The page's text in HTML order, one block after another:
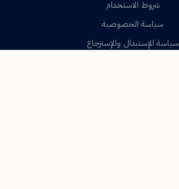
شروط الاستخدام
سياسة الخصوصية
سياسة الإستبدال والإسترجاع